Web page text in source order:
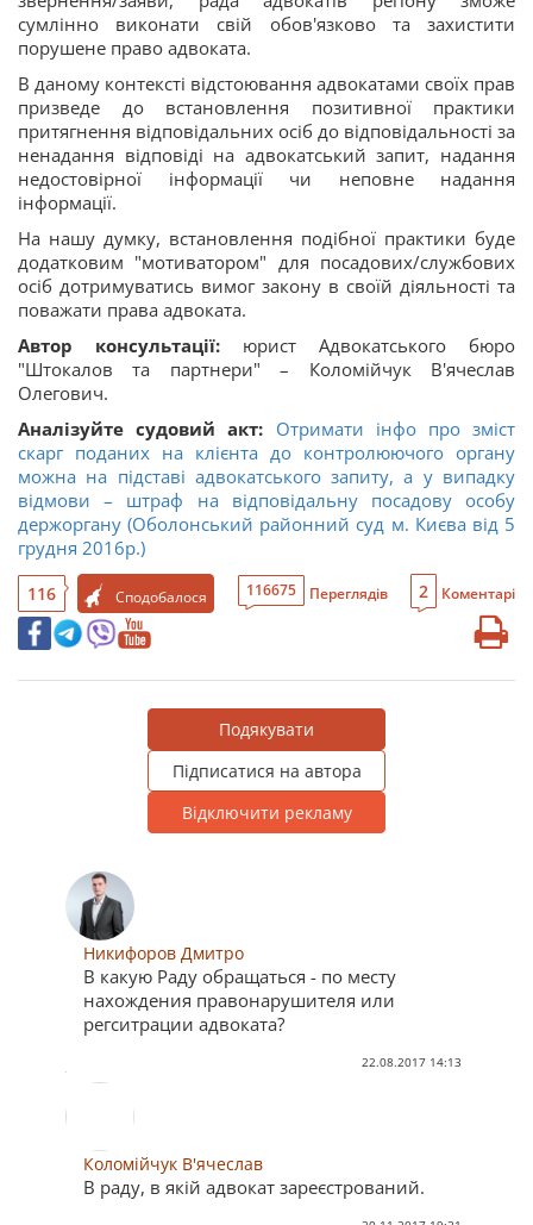
сумлінно виконати свій обов'язково та захистити
порушене право адвоката.
В даному контексті відстоювання адвокатами своїх прав
призведе до встановлення позитивної практики
притягнення відповідальних осіб до відповідальності за
ненадання відповіді на адвокатський запит, надання
недостовірної інформації чи неповне надання
інформації.
На нашу думку, встановлення подібної практики буде
додатковим "мотиватором" для посадових/службових
осіб дотримуватись вимог закону в своїй діяльності та
поважати права адвоката.
Автор консультації: юрист Адвокатського бюро
"Штокалов та партнери" – Коломійчук В'ячеслав
Олегович.
Аналізуйте судовий акт: Отримати інфо про зміст
скарг поданих на клієнта до контролюючого органу
можна на підставі адвокатського запиту, а у випадку
відмови – штраф на відповідальну посадову особу
держоргану (Оболонський районний суд м. Києва від 5
грудня 2016р.)
116 Сподобалося 116675 Переглядів 2 Коментарі
Подякувати
Підписатися на автора
Відключити рекламу
Никифоров Дмитро
В какую Раду обращаться - по месту
нахождения правонарушителя или
регситрации адвоката?
22.08.2017 14:13
Коломійчук В'ячеслав
В раду, в якій адвокат зареєстрований.